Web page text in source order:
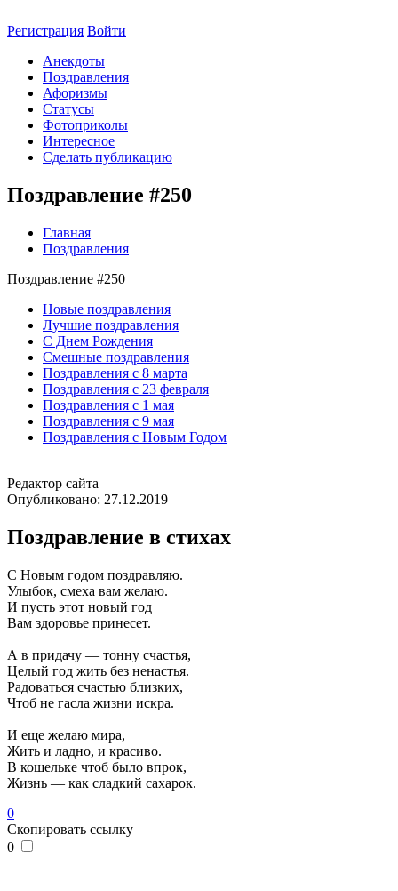
Регистрация Войти
Анекдоты
Поздравления
Афоризмы
Статусы
Фотоприколы
Интересное
Сделать публикацию
Поздравление #250
Главная
Поздравления
Поздравление #250
Новые поздравления
Лучшие поздравления
С Днем Рождения
Смешные поздравления
Поздравления с 8 марта
Поздравления с 23 февраля
Поздравления с 1 мая
Поздравления с 9 мая
Поздравления с Новым Годом
Редактор сайта
Опубликовано: 27.12.2019
Поздравление в стихах
С Новым годом поздравляю.
Улыбок, смеха вам желаю.
И пусть этот новый год
Вам здоровье принесет.
А в придачу — тонну счастья,
Целый год жить без ненастья.
Радоваться счастью близких,
Чтоб не гасла жизни искра.
И еще желаю мира,
Жить и ладно, и красиво.
В кошельке чтоб было впрок,
Жизнь — как сладкий сахарок.
0
Скопировать ссылку
0